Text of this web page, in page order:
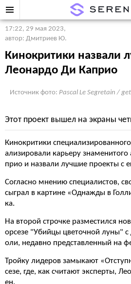
17:22, 29 мая 2023,
автор: Дмитриев Ю.
Кинокритики назвали
Леонардо Ди Каприо
Источник фото: Pascal Le Segretain /
Этот проект вышел на экраны
Кинокритики
ализировали карьеру
прио и назвали лучшие проекты с
Согласно мнению специалистов,
сыграл в картине «Однажды в
ка.
На второй строчке разместился
орсезе "Убийцы цветочной луны"
оли, недавно представленный на
Тройку лидеров замыкают
сезе, где, как считают эксперты,
ен.